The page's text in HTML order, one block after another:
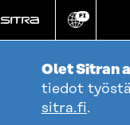
suoraan
sisältöön
Vaihda
kieli
FI
Olet Sitran
tiedot
sitra.fi.